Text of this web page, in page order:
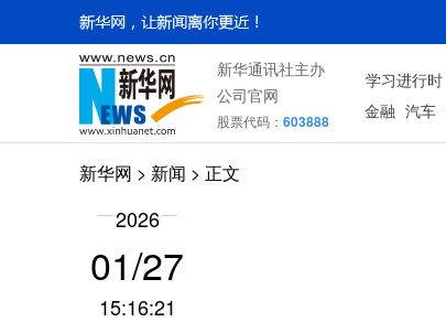
新华通讯社主办
公司官网
股票代码： 603888
学习进行时
金融 汽车
新华网 > 新闻 > 正文
2026
01/27
15:16:21